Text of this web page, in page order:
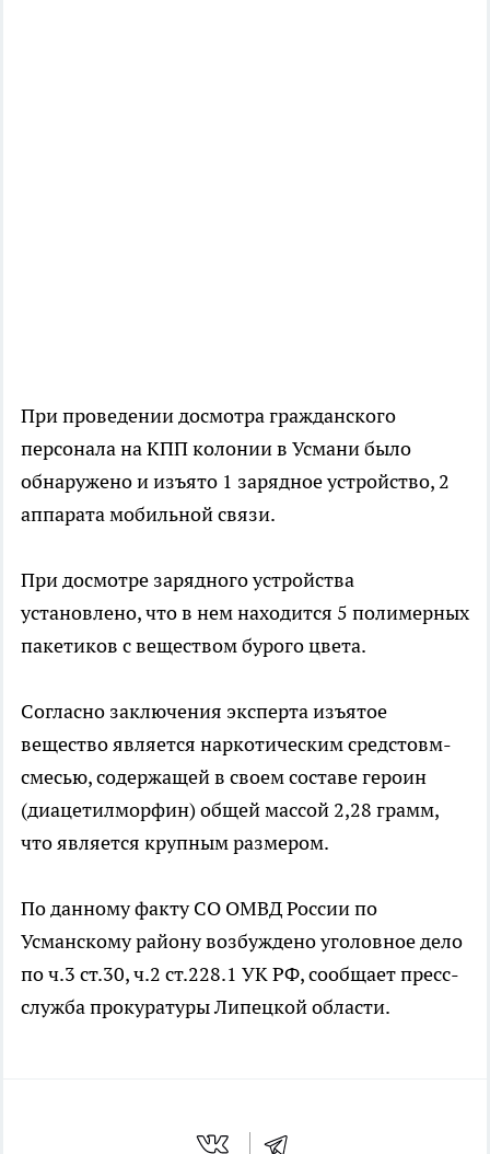
При проведении досмотра гражданского
персонала на КПП колонии в Усмани было
обнаружено и изъято 1 зарядное устройство, 2
аппарата мобильной связи.
При досмотре зарядного устройства
установлено, что в нем находится 5 полимерных
пакетиков с веществом бурого цвета.
Согласно заключения эксперта изъятое
вещество является наркотическим средстовм-
смесью, содержащей в своем составе героин
(диацетилморфин) общей массой 2,28 грамм,
что является крупным размером.
По данному факту СО ОМВД России по
Усманскому району возбуждено уголовное дело
по ч.3 ст.30, ч.2 ст.228.1 УК РФ, сообщает пресс-
служба прокуратуры Липецкой области.